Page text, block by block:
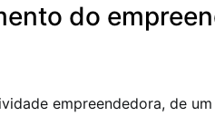
do
empreendedora, de